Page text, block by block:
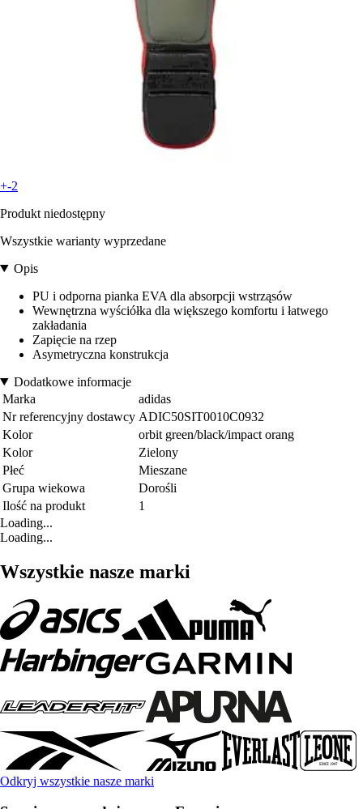
+-2
Produkt niedostępny
Wszystkie warianty wyprzedane
Opis
PU i odporna pianka EVA dla absorpcji wstrząsów
Wewnętrzna wyściółka dla większego komfortu i łatwego
zakładania
Zapięcie na rzep
Asymetryczna konstrukcja
Dodatkowe informacje
Marka
adidas
Nr referencyjny dostawcy ADIC50SIT0010C0932
Kolor
orbit green/black/impact orang
Kolor
Zielony
Płeć
Mieszane
Grupa wiekowa
Dorośli
Ilość na produkt
1
Loading...
Loading...
Wszystkie nasze marki
Odkryj wszystkie nasze marki